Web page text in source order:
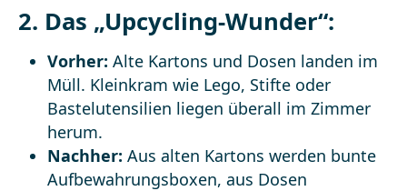
2. Das „Upcycling-Wunder“:
Vorher: Alte Kartons und Dosen landen im
Müll. Kleinkram wie Lego, Stifte oder
Bastelutensilien liegen überall im Zimmer
herum.
Nachher: Aus alten Kartons werden bunte
Aufbewahrungsboxen, aus Dosen